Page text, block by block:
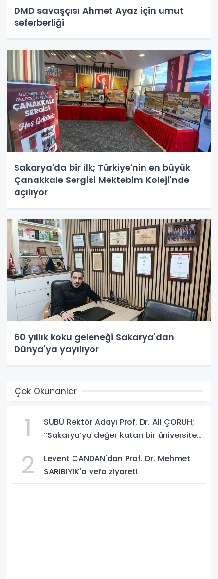
DMD savaşçısı Ahmet Ayaz için umut
seferberliği
Sakarya'da bir ilk; Türkiye'nin en büyük
Çanakkale Sergisi Mektebim Koleji'nde
açılıyor
60 yıllık koku geleneği Sakarya'dan
Dünya'ya yayılıyor
Çok Okunanlar
1
SUBÜ Rektör Adayı Prof. Dr. Ali ÇORUH;
“Sakarya’ya değer katan bir üniversite
2
Levent CANDAN'dan Prof. Dr. Mehmet
SARIBIYIK'a vefa ziyareti